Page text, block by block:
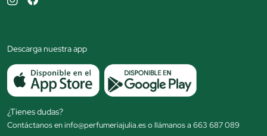
Descarga nuestra app
¿Tienes dudas?
Contáctanos en info@perfumeriajulia.es o llámanos a 663 687 089